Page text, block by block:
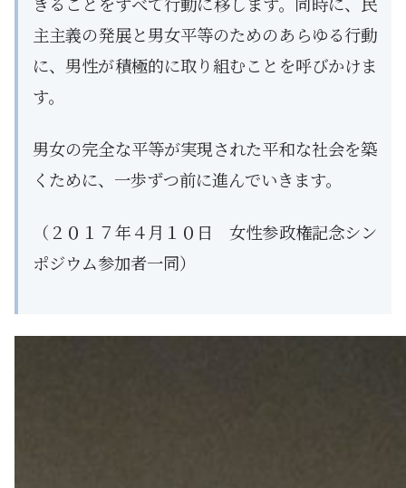
主主義の発展と男女平等のためのあらゆる行動
に、男性が積極的に取り組むことを呼びかけま
す。
男女の完全な平等が実現された平和な社会を築
くために、一歩ずつ前に進んでいきます。
（２０１７年４月１０日 女性参政権記念シン
ポジウム参加者一同）